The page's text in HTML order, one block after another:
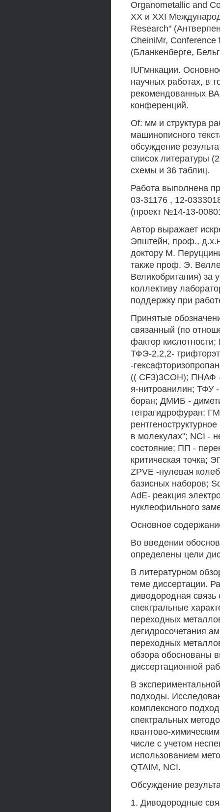
Organometallic and
XX и XXI
Research"
CheiniMr, Conference
(Бланкенберге,
IUГмнкации.
научных работах, в
рекомендованных
конференций.
Of: мм и структура
машинописного
обсуждение
список литературы
схемы и 36 таблиц.
Работа выполнена
03-31176 , 12-
(проект №14-13-
Автор выражает
Эпштейн, проф.,
доктору М.
также проф. Э.
Великобритания) за
коллективу
поддержку при
Принятые
связанный (по
фактор
ТФЭ-2,2,2-
-
(( CF3)3COH); ПНАФ
я-нитроанилин; ТФУ
боран; ДМИБ -
тетрагидрофуран;
в молекулах"; NCI -
состояние; ПП -
критическая точка;
ZPVE -нулевая
базисных наборов;
AdE- реакция
нуклеофильного
Основное
Во введении
определены цели
В литературном
теме диссертации.
диводородная связь
спектральные
переходных
дегидросочетания
переходных
обзора обоснованы
диссертационной
В
подходы.
комплексного
спектральных
квантово-
числе с учетом
использованием
QTAIM, NCI.
Обсуждение
1. Диводородные